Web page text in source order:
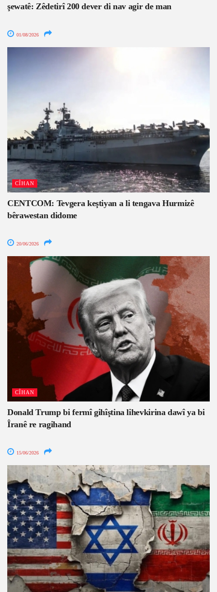
şewatê: Zêdetirî 200 dever di nav agir de man
01/08/2026
CÎHAN
CENTCOM: Tevgera keştiyan a li tengava Hurmizê
bêrawestan didome
20/06/2026
CÎHAN
Donald Trump bi fermî gihîştina lihevkirina dawî ya bi
Îranê re ragihand
15/06/2026